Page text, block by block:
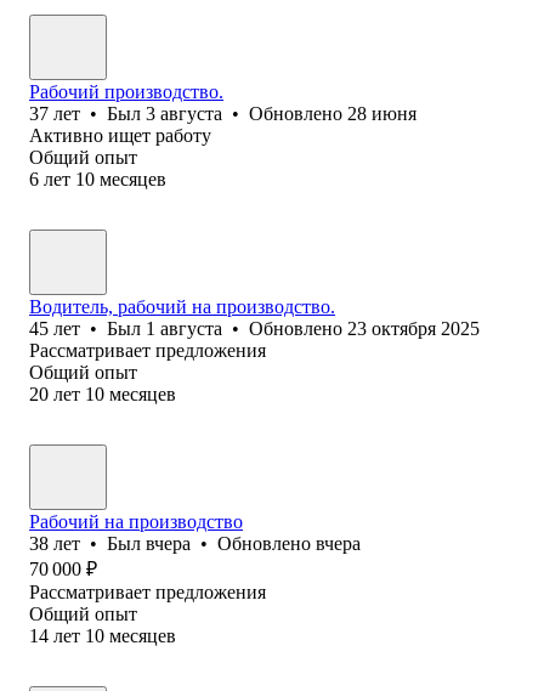
Рабочий производство.
37 лет • Был 3 августа • Обновлено 28 июня
Активно ищет работу
Общий опыт
6 лет 10 месяцев
Водитель, рабочий на производство.
45 лет • Был 1 августа • Обновлено 23 октября 2025
Рассматривает предложения
Общий опыт
20 лет 10 месяцев
Рабочий на производство
38 лет • Был вчера • Обновлено вчера
70 000 ₽
Рассматривает предложения
Общий опыт
14 лет 10 месяцев